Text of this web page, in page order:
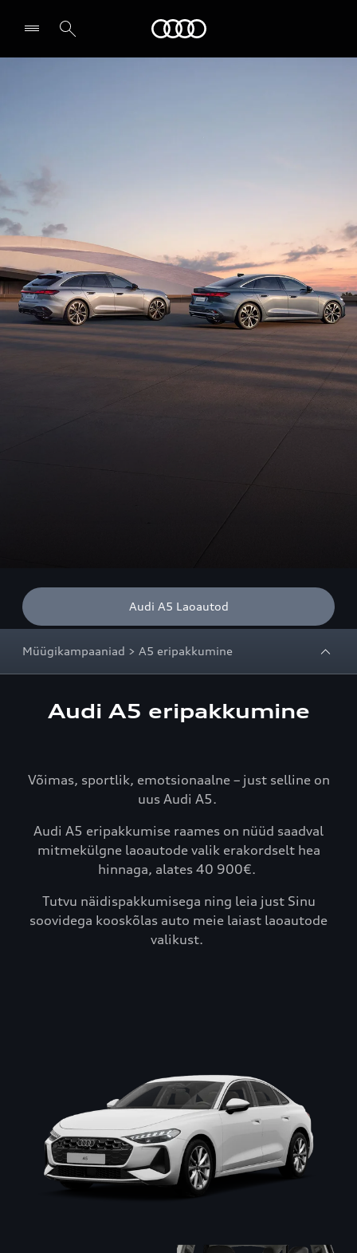
Audi A5 Laoautod
Müügikampaaniad > A5 eripakkumine
Audi A5 eripakkumine
Võimas, sportlik, emotsionaalne – just selline on
uus Audi A5.
Audi A5 eripakkumise raames on nüüd saadval
mitmekülgne laoautode valik erakordselt hea
hinnaga, alates 40 900€.
Tutvu näidispakkumisega ning leia just Sinu
soovidega kooskõlas auto meie laiast laoautode
valikust.